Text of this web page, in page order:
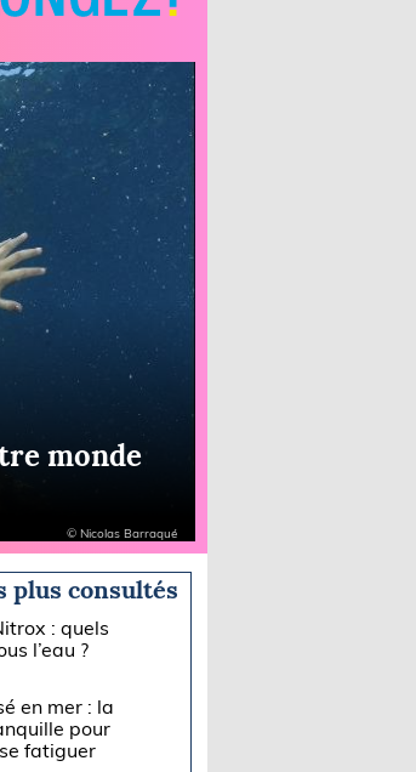
monde
© Nicolas Barraqué
plus consultés
: quels
l’eau ?
en mer : la
pour
fatiguer